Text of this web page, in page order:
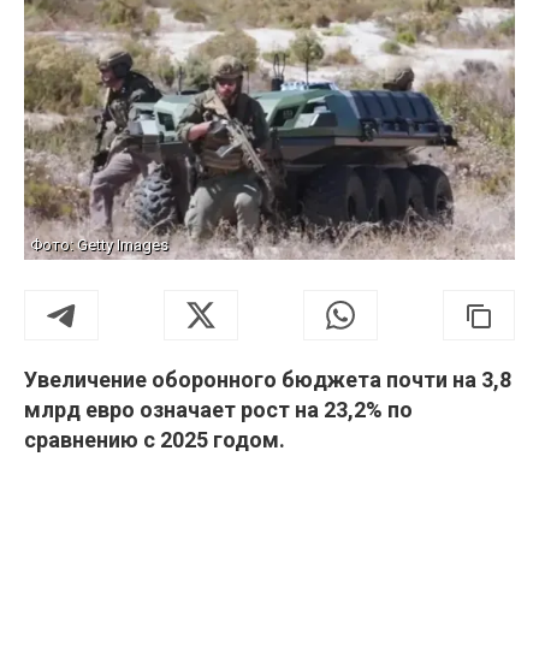
Фото: Getty Images
Увеличение оборонного бюджета почти на 3,8
млрд евро означает рост на 23,2% по
сравнению с 2025 годом.